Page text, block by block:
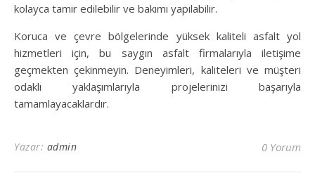
kolayca tamir edilebilir ve bakımı yapılabilir.
Koruca ve çevre bölgelerinde yüksek kaliteli asfalt yol
hizmetleri için, bu saygın asfalt firmalarıyla iletişime
geçmekten çekinmeyin. Deneyimleri, kaliteleri ve müşteri
odaklı yaklaşımlarıyla projelerinizi başarıyla
tamamlayacaklardır.
Yazar: admin 0 Yorum